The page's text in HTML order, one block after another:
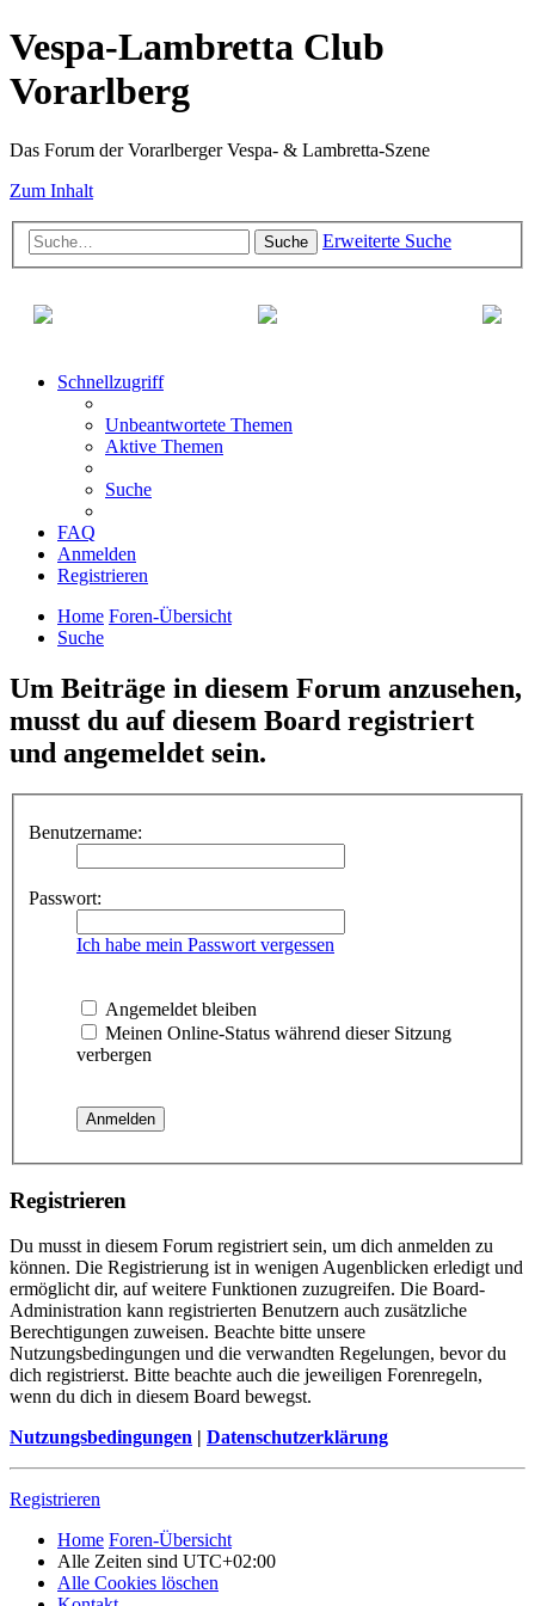
Vespa-Lambretta Club
Vorarlberg
Das Forum der Vorarlberger Vespa- & Lambretta-Szene
Zum Inhalt
Suche Erweiterte Suche
Schnellzugriff
Unbeantwortete Themen
Aktive Themen
Suche
FAQ
Anmelden
Registrieren
Home Foren-Übersicht
Suche
Um Beiträge in diesem Forum anzusehen,
musst du auf diesem Board registriert
und angemeldet sein.
Benutzername:
Passwort:
Ich habe mein Passwort vergessen
Angemeldet bleiben
Meinen Online-Status während dieser Sitzung
verbergen
Registrieren
Du musst in diesem Forum registriert sein, um dich anmelden zu
können. Die Registrierung ist in wenigen Augenblicken erledigt und
ermöglicht dir, auf weitere Funktionen zuzugreifen. Die Board-
Administration kann registrierten Benutzern auch zusätzliche
Berechtigungen zuweisen. Beachte bitte unsere
Nutzungsbedingungen und die verwandten Regelungen, bevor du
dich registrierst. Bitte beachte auch die jeweiligen Forenregeln,
wenn du dich in diesem Board bewegst.
Nutzungsbedingungen | Datenschutzerklärung
Registrieren
Home Foren-Übersicht
Alle Zeiten sind UTC+02:00
Alle Cookies löschen